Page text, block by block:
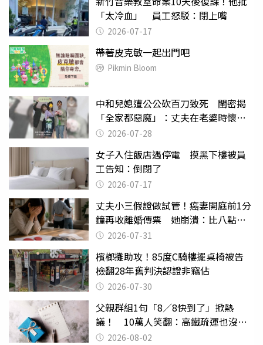
「太冷血」 員工怒駁：閉上嘴
2026-07-17
帶著皮克敏一起出門吧
Pikmin Bloom
中和兒媳遭公公砍百刀致死 閨密揭
「全家都惡魔」：丈夫在老婆時懷孕
摔東西
2026-07-28
女子入住飯店遇停電 摸黑下樓被員
工告知：倒閉了
2026-07-17
丈夫小三假證做試管！癌妻開庭前1分
鐘再收離婚傳票 她崩潰：比八點檔
還扯2026-07-31
檳榔攤助攻！85度C騎樓擺桌椅被告
檢翻28年舊判決認證非竊佔
2026-07-30
父親群組1句「8／8快到了」掀熱
議！ 10萬人笑翻：高鐵疏運也沒列
父親節
2026-08-02